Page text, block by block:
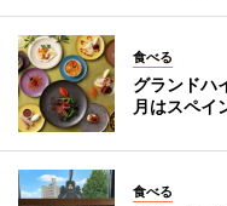
食べる
グランドハ
月はスペイ
食べる